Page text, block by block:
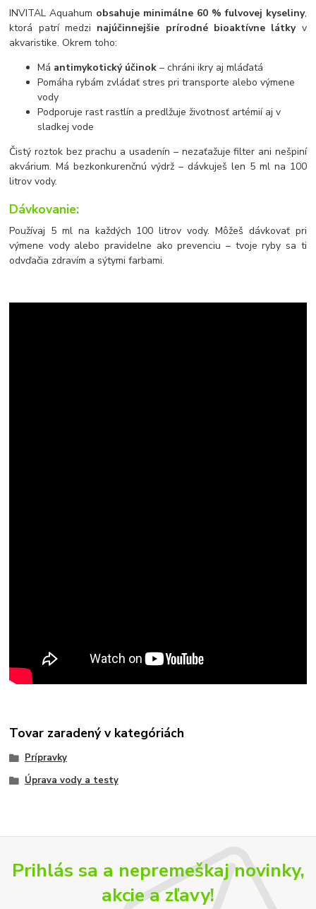
INVITAL Aquahum obsahuje minimálne 60 % fulvovej kyseliny,
ktorá patrí medzi najúčinnejšie prírodné bioaktívne látkyv
akvaristike. Okrem toho:
Má antimykotický účinok – chráni ikry aj mláďatá
Pomáha rybám zvládať stres pri transporte alebo výmene
vody
Podporuje rast rastlín a predlžuje životnosť artémií aj v
sladkej vode
Čistý roztok bez prachu a usadenín – nezaťažuje filter ani nešpiní
akvárium. Má bezkonkurenčnú výdrž – dávkuješ len 5 ml na 100
litrov vody.
Dávkovanie:
Používaj 5 ml na každých 100 litrov vody. Môžeš dávkovať pri
výmene vody alebo pravidelne ako prevenciu – tvoje ryby sa ti
odvďačia zdravím a sýtymi farbami.
Tovar zaradený v kategóriách
Prípravky
Úprava vody a testy
Prihlás sa a nepremeškaj novinky,
akcie a zľavy!